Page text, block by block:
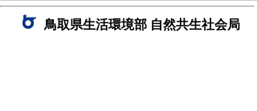
ネ
ッ
鳥取県生活環境部 自然共生社会局